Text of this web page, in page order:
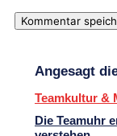
Angesagt
Teamkultur &
Die Teamuhr